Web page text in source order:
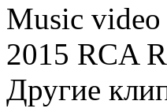
Music
2015 RCA
Другие